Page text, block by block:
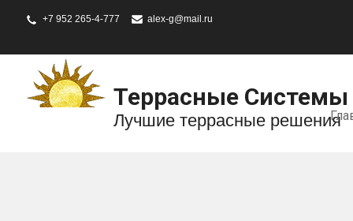
+7 952 265-4-777 alex-g@mail.ru
Террасные
Лучшие террасные решения